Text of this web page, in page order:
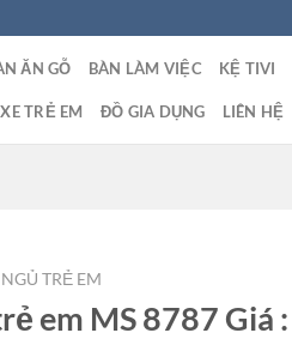
ĂN GỖ BÀN LÀM VIỆC KỆ TIVI
TRẺ EM ĐỒ GIA DỤNG LIÊN HỆ
TRẺ EM
em MS 8787 Giá :